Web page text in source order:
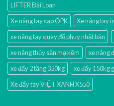
LIFTER Đài Loan
Xe nâng tay cao OPK
Xe nâng tay
xe nâng tay quay đổ phuy nhật bản
xe nâng thủy sản mạ kẽm
xe nâng
xe đẩy 2 tầng 350kg
xe đẩy 150kg
Xe đẩy tay VIỆT XANH X550